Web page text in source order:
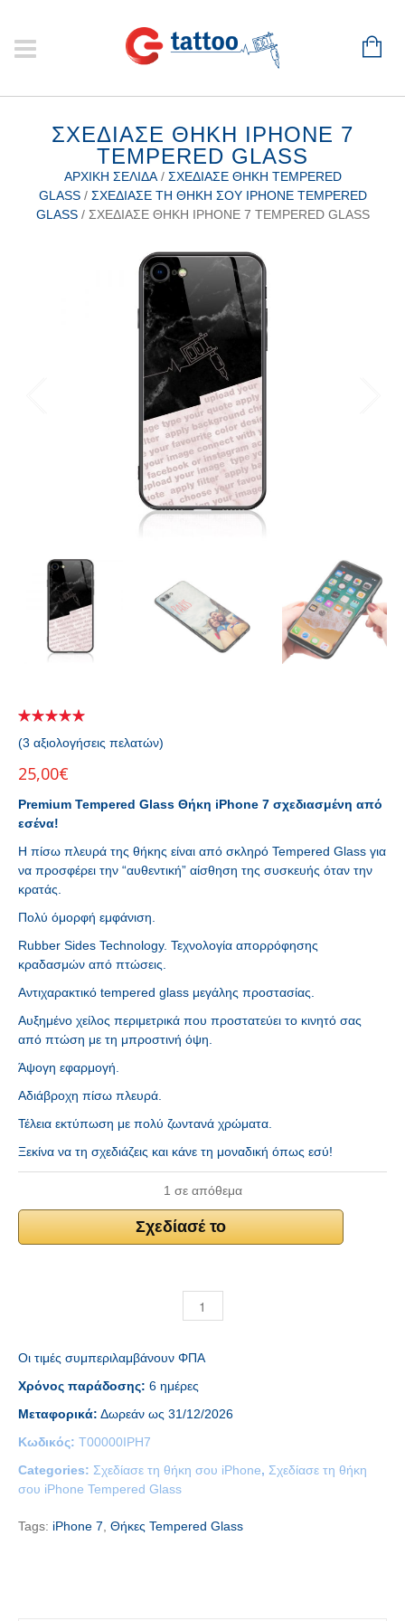
ΣΧΕΔΊΑΣΕ ΘΉΚΗ IPHONE 7
TEMPERED GLASS
ΑΡΧΙΚΉ ΣΕΛΊΔΑ/ ΣΧΕΔΊΑΣΕ ΘΉΚΗ TEMPERED
GLASS/ ΣΧΕΔΊΑΣΕ ΤΗ ΘΉΚΗ ΣΟΥ IPHONE TEMPERED
GLASS/ ΣΧΕΔΊΑΣΕ ΘΉΚΗ IPHONE 7 TEMPERED GLASS
(3 αξιολογήσεις πελατών)
25,00€
Premium Tempered Glass Θήκη iPhone 7 σχεδιασμένη από
εσένα!
Η πίσω πλευρά της θήκης είναι από σκληρό Tempered Glass για
να προσφέρει την “αυθεντική” αίσθηση της συσκευής όταν την
κρατάς.
Πολύ όμορφή εμφάνιση.
Rubber Sides Technology. Τεχνολογία απορρόφησης
κραδασμών από πτώσεις.
Αντιχαρακτικό tempered glass μεγάλης προστασίας.
Αυξημένο χείλος περιμετρικά που προστατεύει το κινητό σας
από πτώση με τη μπροστινή όψη.
Άψογη εφαρμογή.
Αδιάβροχη πίσω πλευρά.
Τέλεια εκτύπωση με πολύ ζωντανά χρώματα.
Ξεκίνα να τη σχεδιάζεις και κάνε τη μοναδική όπως εσύ!
1 σε απόθεμα
Σχεδίασέ το
Οι τιμές συμπεριλαμβάνουν ΦΠΑ
Χρόνος παράδοσης: 6 ημέρες
Μεταφορικά: Δωρεάν ως 31/12/2026
Κωδικός: T00000IPH7
Categories: Σχεδίασε τη θήκη σου iPhone, Σχεδίασε τη θήκη
σου iPhone Tempered Glass
Tags: iPhone 7 Θήκες Tempered Glass